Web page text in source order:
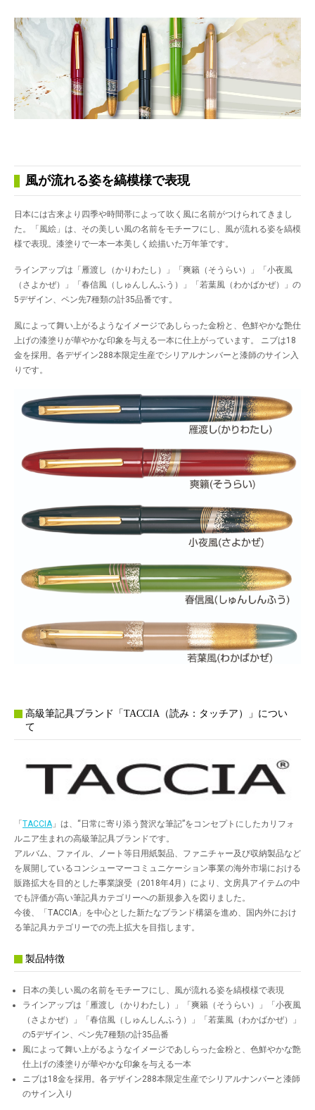
風が流れる姿を縞模様で表現
日本には古来より四季や時間帯によって吹く風に名前がつけられてきまし
た。「風絵」は、その美しい風の名前をモチーフにし、風が流れる姿を縞模
様で表現。漆塗りで一本一本美しく絵描いた万年筆です。
ラインアップは「雁渡し（かりわたし）」「爽籟（そうらい）」「小夜風
（さよかぜ）」「春信風（しゅんしんふう）」「若葉風（わかばかぜ）」の
5デザイン、ペン先7種類の計35品番です。
風によって舞い上がるようなイメージであしらった金粉と、色鮮やかな艶仕
上げの漆塗りが華やかな印象を与える一本に仕上がっています。 ニブは18
金を採用。各デザイン288本限定生産でシリアルナンバーと漆師のサイン入
りです。
高級筆記具ブランド「TACCIA（読み：タッチア）」につい
て
「 TACCIA」は、“日常に寄り添う贅沢な筆記”をコンセプトにしたカリフォ
ルニア生まれの高級筆記具ブランドです。
アルバム、ファイル、ノート等日用紙製品、ファニチャー及び収納製品など
を展開しているコンシューマーコミュニケーション事業の海外市場における
販路拡大を目的とした事業譲受（2018年4月）により、文房具アイテムの中
でも評価が高い筆記具カテゴリーへの新規参入を図りました。
今後、「TACCIA」を中心とした新たなブランド構築を進め、国内外におけ
る筆記具カテゴリーでの売上拡大を目指します。
製品特徴
日本の美しい風の名前をモチーフにし、風が流れる姿を縞模様で表現
ラインアップは「雁渡し（かりわたし）」「爽籟（そうらい）」「小夜風
（さよかぜ）」「春信風（しゅんしんふう）」「若葉風（わかばかぜ）」
の5デザイン、ペン先7種類の計35品番
風によって舞い上がるようなイメージであしらった金粉と、色鮮やかな艶
仕上げの漆塗りが華やかな印象を与える一本
ニブは18金を採用。各デザイン288本限定生産でシリアルナンバーと漆師
のサイン入り